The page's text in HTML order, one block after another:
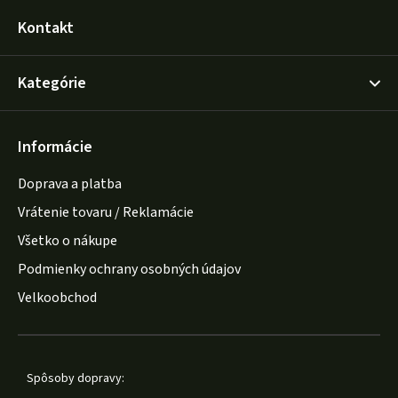
Kontakt
Kategórie
Informácie
Doprava a platba
Vrátenie tovaru / Reklamácie
Všetko o nákupe
Podmienky ochrany osobných údajov
Velkoobchod
Spôsoby dopravy: